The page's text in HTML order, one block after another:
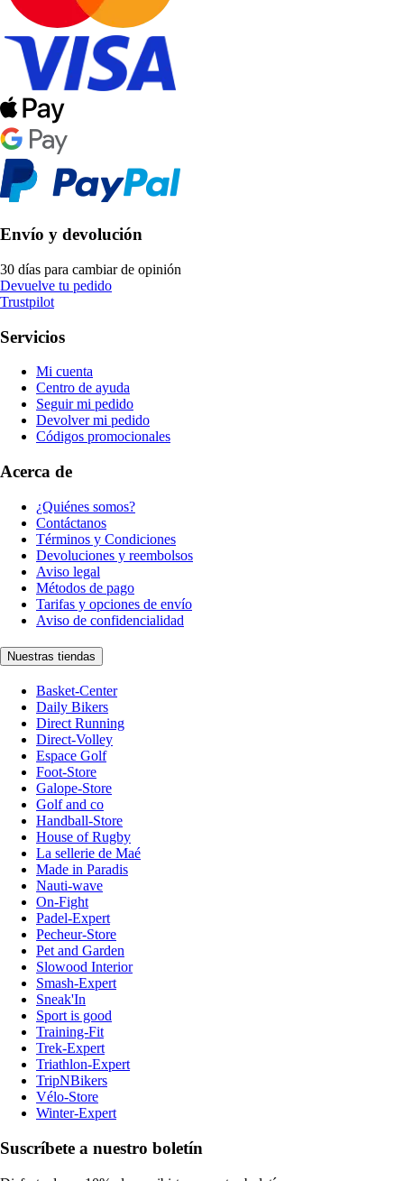
Envío y devolución
30 días para cambiar de opinión
Devuelve tu pedido
Trustpilot
Servicios
Mi cuenta
Centro de ayuda
Seguir mi pedido
Devolver mi pedido
Códigos promocionales
Acerca de
¿Quiénes somos?
Contáctanos
Términos y Condiciones
Devoluciones y reembolsos
Aviso legal
Métodos de pago
Tarifas y opciones de envío
Aviso de confidencialidad
Nuestras tiendas
Basket-Center
Daily Bikers
Direct Running
Direct-Volley
Espace Golf
Foot-Store
Galope-Store
Golf and co
Handball-Store
House of Rugby
La sellerie de Maé
Made in Paradis
Nauti-wave
On-Fight
Padel-Expert
Pecheur-Store
Pet and Garden
Slowood Interior
Smash-Expert
Sneak'In
Sport is good
Training-Fit
Trek-Expert
Triathlon-Expert
TripNBikers
Vélo-Store
Winter-Expert
Suscríbete a nuestro boletín